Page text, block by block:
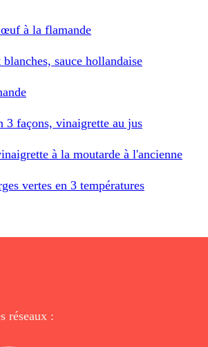
œuf à la flamande
sauce hollandaise
3 façons, vinaigrette au jus
à la moutarde à l'ancienne
vertes en 3 températures
réseaux :